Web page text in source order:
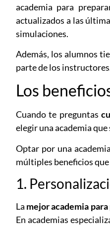
academia para
actualizados a las
simulaciones.
Además, los alumnos
parte de los
Los
Cuando te preguntas
elegir una academia
Optar por una
múltiples beneficios
1.
La mejor academia
En academias